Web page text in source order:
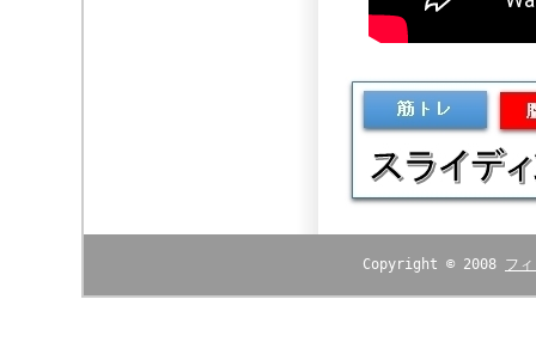
Copyright © 2008 フ